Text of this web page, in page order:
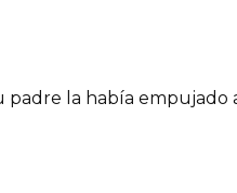
padre la había empujado